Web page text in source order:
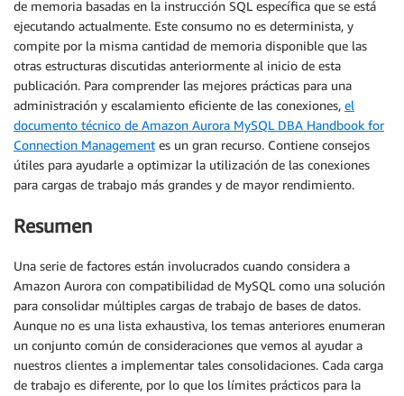
de memoria basadas en la instrucción SQL específica que se está
ejecutando actualmente. Este consumo no es determinista, y
compite por la misma cantidad de memoria disponible que las
otras estructuras discutidas anteriormente al inicio de esta
publicación. Para comprender las mejores prácticas para una
administración y escalamiento eficiente de las conexiones, el
documento técnico de Amazon Aurora MySQL DBA Handbook for
Connection Management es un gran recurso. Contiene consejos
útiles para ayudarle a optimizar la utilización de las conexiones
para cargas de trabajo más grandes y de mayor rendimiento.
Resumen
Una serie de factores están involucrados cuando considera a
Amazon Aurora con compatibilidad de MySQL como una solución
para consolidar múltiples cargas de trabajo de bases de datos.
Aunque no es una lista exhaustiva, los temas anteriores enumeran
un conjunto común de consideraciones que vemos al ayudar a
nuestros clientes a implementar tales consolidaciones. Cada carga
de trabajo es diferente, por lo que los límites prácticos para la